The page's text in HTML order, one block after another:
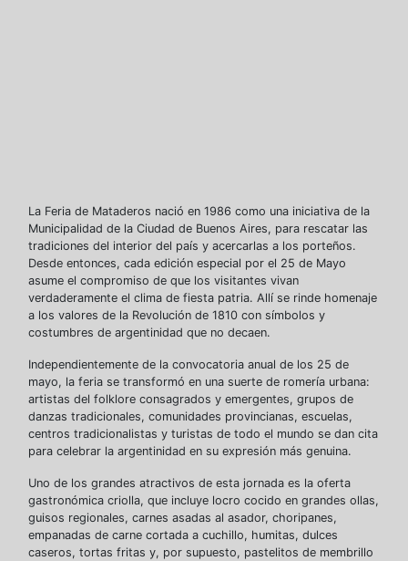
La Feria de Mataderos nació en 1986 como una iniciativa de la
Municipalidad de la Ciudad de Buenos Aires, para rescatar las
tradiciones del interior del país y acercarlas a los porteños.
Desde entonces, cada edición especial por el 25 de Mayo
asume el compromiso de que los visitantes vivan
verdaderamente el clima de fiesta patria. Allí se rinde homenaje
a los valores de la Revolución de 1810 con símbolos y
costumbres de argentinidad que no decaen.
Independientemente de la convocatoria anual de los 25 de
mayo, la feria se transformó en una suerte de romería urbana:
artistas del folklore consagrados y emergentes, grupos de
danzas tradicionales, comunidades provincianas, escuelas,
centros tradicionalistas y turistas de todo el mundo se dan cita
para celebrar la argentinidad en su expresión más genuina.
Uno de los grandes atractivos de esta jornada es la oferta
gastronómica criolla, que incluye locro cocido en grandes ollas,
guisos regionales, carnes asadas al asador, choripanes,
empanadas de carne cortada a cuchillo, humitas, dulces
caseros, tortas fritas y, por supuesto, pastelitos de membrillo